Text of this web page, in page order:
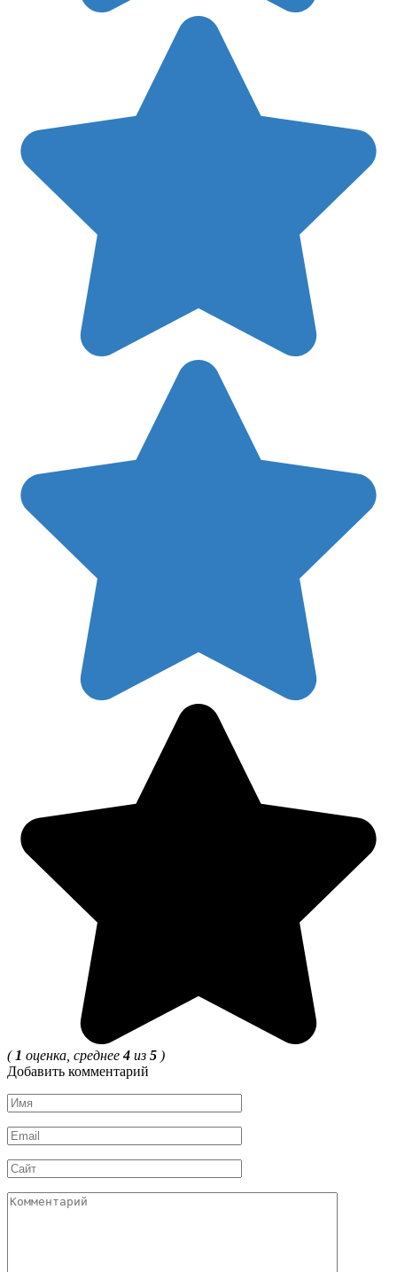
( 1 оценка, среднее4 из 5 )
Добавить комментарий
Имя
*
Email
*
Сайт
Комментарий